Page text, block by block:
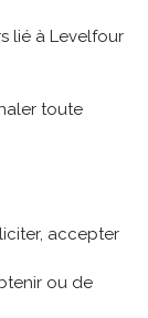
lié à Levelfour
toute
accepter
ou de